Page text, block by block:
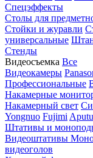
Спецэффекты
Столы для
Стойки и журавли
универсальные
Стенды
Видеосъемка Все
Видеокамеры
Профессиональные
Накамерные
Накамерный свет
Yongnuo Fujimi
Штативы и
Видеоштативы
видеоголов